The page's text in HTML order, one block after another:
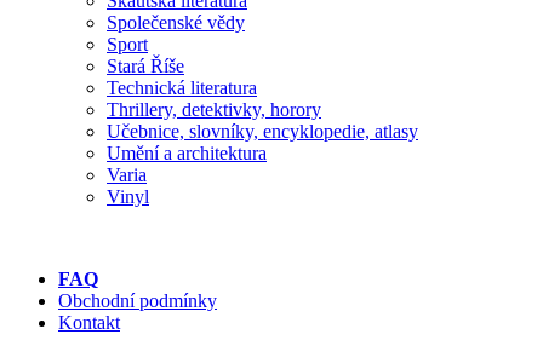
Společenské vědy
Sport
Stará Říše
Technická literatura
Thrillery, detektivky, horory
Učebnice, slovníky, encyklopedie, atlasy
Umění a architektura
Varia
Vinyl
FAQ
Obchodní podmínky
Kontakt